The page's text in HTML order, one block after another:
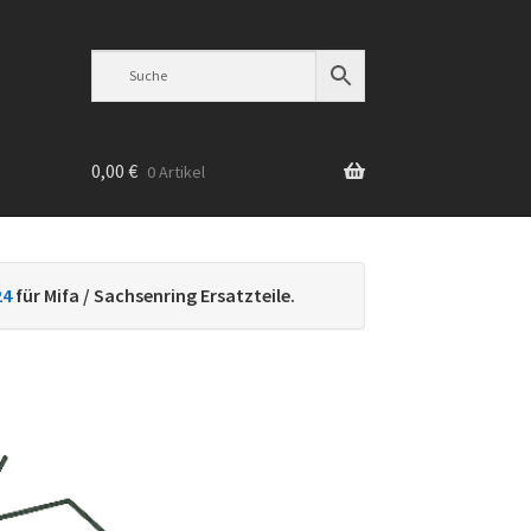
0,00 € 0 Artikel
für Mifa / Sachsenring Ersatzteile.